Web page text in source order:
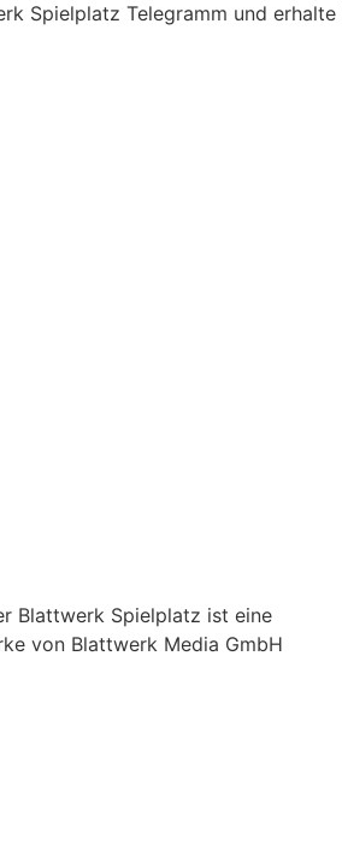
Spielplatz Telegramm und
Blattwerk Spielplatz ist eine
von Blattwerk Media GmbH